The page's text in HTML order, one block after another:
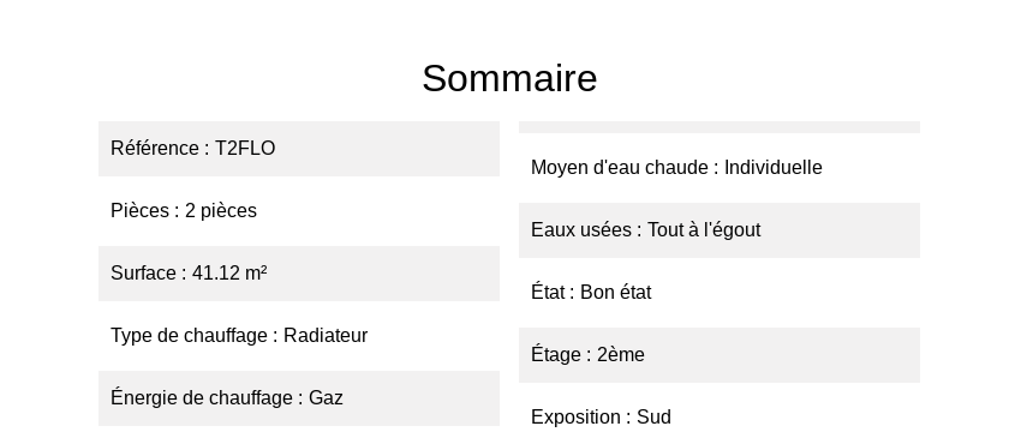
Sommaire
Référence T2FLO
Pièces 2 pièces
Surface 41.12 m²
Type de chauffage Radiateur
Énergie de chauffage Gaz
Moyen d'eau chaude Individuelle
Eaux usées Tout à l'égout
État Bon état
Étage 2ème
Exposition Sud